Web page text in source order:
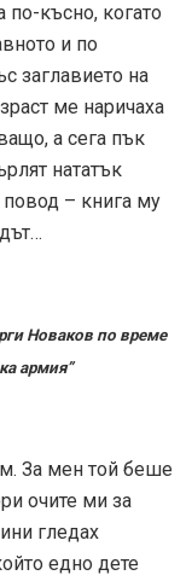
по-късно, когато
и по
заглавието на
ме наричаха
а сега пък
нататък
– книга му
Новаков по време
армия”
За мен той беше
очите ми за
гледах
едно дете